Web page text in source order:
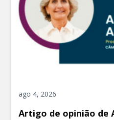
ago 4, 2026
Artigo de opinião de